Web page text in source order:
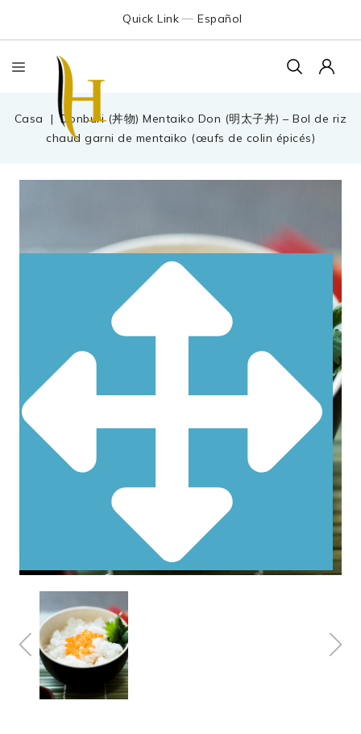
Español
Quick Link
Casa
Donburi (丼物) Mentaiko Don (明太子丼) – Bol de riz
chaud garni de mentaiko (œufs de colin épicés)